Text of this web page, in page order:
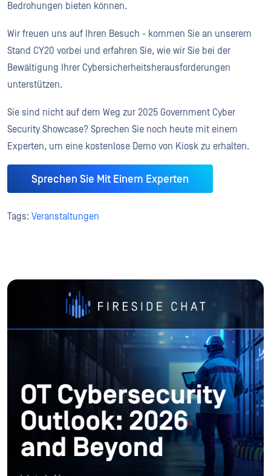
Bedrohungen bieten können.
Wir freuen uns auf Ihren Besuch - kommen Sie an unserem
Stand CY20 vorbei und erfahren Sie, wie wir Sie bei der
Bewältigung Ihrer Cybersicherheitsherausforderungen
unterstützen.
Sie sind nicht auf dem Weg zur 2025 Government Cyber
Security Showcase? Sprechen Sie noch heute mit einem
Experten, um eine kostenlose Demo von Kiosk zu erhalten.
Sprechen Sie Mit Einem Experten
Tags: Veranstaltungen